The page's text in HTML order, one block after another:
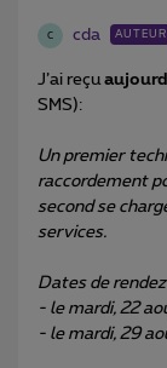
C cda AUTEUR
J’ai reçu
SMS):
Un premier
raccordement
second se
services.
Dates de
- le mardi, 22
- le mardi, 29